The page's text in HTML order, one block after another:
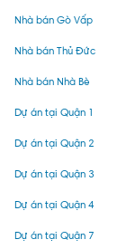
Nhà bán Gò Vấp
Nhà bán Thủ Đức
Nhà bán Nhà Bè
Dự án tại Quận 1
Dự án tại Quận 2
Dự án tại Quận 3
Dự án tại Quận 4
Dự án tại Quận 7